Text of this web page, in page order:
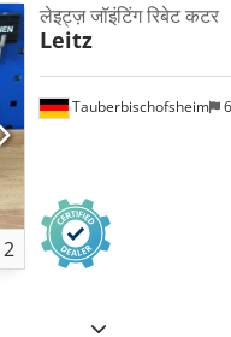
2
Tauberbischofsheim
लेइट्ज़ जॉइंटिंग रिबेट कटर
Leitz